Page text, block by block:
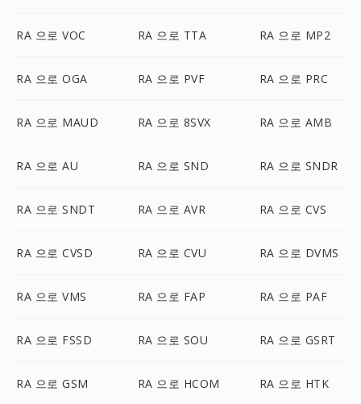
RA 으로 VOC RA 으로 TTA RA 으로 MP2
RA 으로 OGA RA 으로 PVF RA 으로 PRC
RA 으로 MAUD RA 으로 8SVX RA 으로 AMB
RA 으로 AU RA 으로 SND RA 으로 SNDR
RA 으로 SNDT RA 으로 AVR RA 으로 CVS
RA 으로 CVSD RA 으로 CVU RA 으로 DVMS
RA 으로 VMS RA 으로 FAP RA 으로 PAF
RA 으로 FSSD RA 으로 SOU RA 으로 GSRT
RA 으로 GSM RA 으로 HCOM RA 으로 HTK